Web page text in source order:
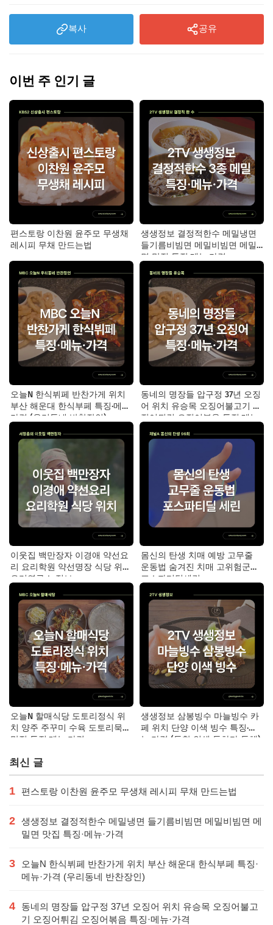
복사 공유
이번 주 인기 글
편스토랑 이찬원 윤주모 무생채
레시피 무채 만드는법
생생정보 결정적한수 메밀냉면
들기름비빔면 메밀비빔면 메밀
면 맛집 특징·메뉴·가격
오늘N 한식뷔페 반찬가게 위치
부산 해운대 한식부페 특징·메뉴·
가격 (우리동네 반찬장인)
동네의 명장들 압구정 37년 오징
어 위치 유승목 오징어불고기 오
징어튀김 오징어볶음 특징·메뉴·
이웃집 백만장자 이경애 약선요
리 요리학원 약선명장 식당 위치
요리연구소 정보
몸신의 탄생 치매 예방 고무줄
운동법 숨겨진 치매 고위험군｜
포스파티딜세린
오늘N 할매식당 도토리정식 위
치 양주 주꾸미 수육 도토리묵
맛집 특징·메뉴·가격
생생정보 삼봉빙수 마늘빙수 카
페 위치 단양 이색 빙수 특징·메
뉴·가격 (독한 인생 독하다 독해)
최신 글
1 편스토랑 이찬원 윤주모 무생채 레시피 무채 만드는법
2 생생정보 결정적한수 메밀냉면 들기름비빔면 메밀비빔면 메
밀면 맛집 특징·메뉴·가격
3
오늘N 한식뷔페 반찬가게 위치 부산 해운대 한식부페 특징·
메뉴·가격 (우리동네 반찬장인)
4
동네의 명장들 압구정 37년 오징어 위치 유승목 오징어불고
기 오징어튀김 오징어볶음 특징·메뉴·가격